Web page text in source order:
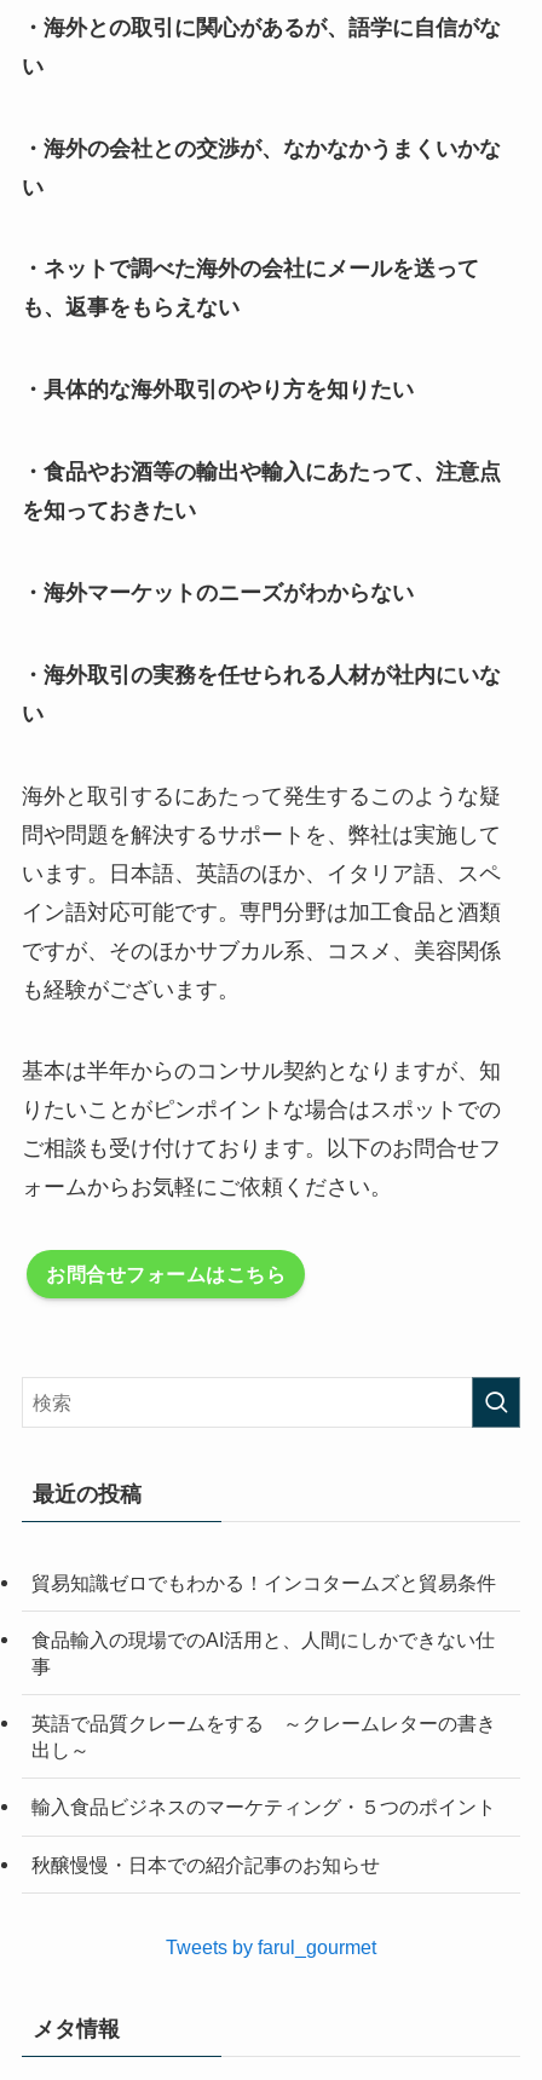
・海外との取引に関心があるが、語学に自信がな
い
・海外の会社との交渉が、なかなかうまくいかな
い
・ネットで調べた海外の会社にメールを送って
も、返事をもらえない
・具体的な海外取引のやり方を知りたい
・食品やお酒等の輸出や輸入にあたって、注意点
を知っておきたい
・海外マーケットのニーズがわからない
・海外取引の実務を任せられる人材が社内にいな
い
海外と取引するにあたって発生するこのような疑
問や問題を解決するサポートを、弊社は実施して
います。日本語、英語のほか、イタリア語、スペ
イン語対応可能です。専門分野は加工食品と酒類
ですが、そのほかサブカル系、コスメ、美容関係
も経験がございます。
基本は半年からのコンサル契約となりますが、知
りたいことがピンポイントな場合はスポットでの
ご相談も受け付けております。以下のお問合せフ
ォームからお気軽にご依頼ください。
お問合せフォームはこちら
最近の投稿
貿易知識ゼロでもわかる！インコタームズと貿易条件
食品輸入の現場でのAI活用と、人間にしかできない仕
事
英語で品質クレームをする ～クレームレターの書き
出し～
輸入食品ビジネスのマーケティング・５つのポイント
秋醸慢慢・日本での紹介記事のお知らせ
Tweets by farul_gourmet
メタ情報